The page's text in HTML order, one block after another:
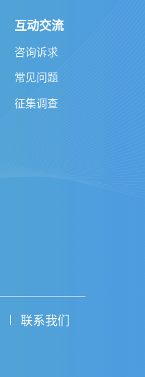
互动交流
咨询诉求
常见问题
征集调查
联系我们